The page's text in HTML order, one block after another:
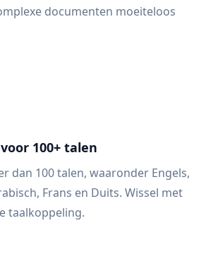
documenten moeiteloos
100+ talen
dan 100 talen, waaronder Engels,
Frans en Duits. Wissel met
taalkoppeling.